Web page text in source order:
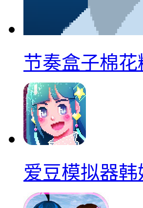
节奏盒子棉花
爱豆模拟器韩